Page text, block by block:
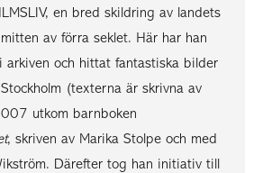
en bred skildring av landets
av förra seklet. Här har han
och hittat fantastiska bilder
(texterna är skrivna av
utkom barnboken
, skriven av Marika Stolpe och med
Därefter tog han initiativ till